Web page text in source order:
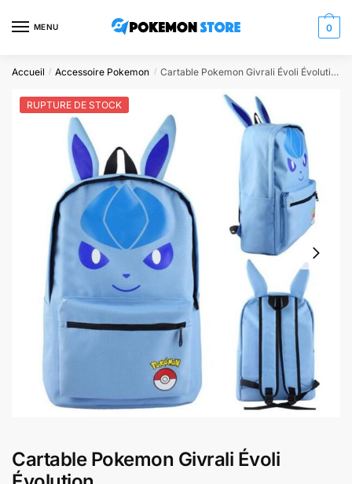
MENU 0
Accueil / Accessoire Pokemon / Cartable Pokemon Givrali Évoli Évolution
RUPTURE DE STOCK
Cartable Pokemon Givrali Évoli